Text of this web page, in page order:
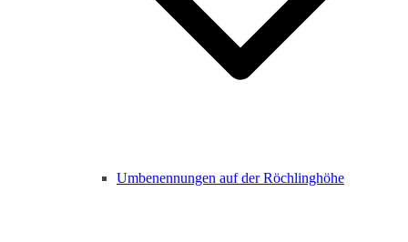
Umbenennungen auf der Röchlinghöhe